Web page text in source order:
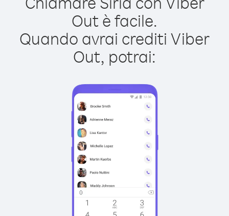
Out è facile.
Quando avrai crediti Viber
Out, potrai: